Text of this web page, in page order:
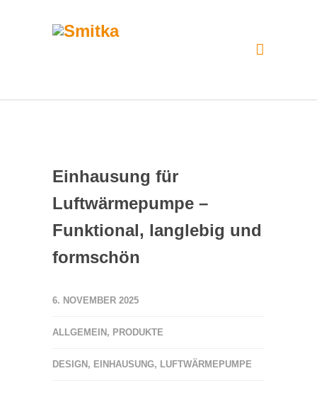
Einhausung für
Luftwärmepumpe –
Funktional, langlebig und
formschön
6. NOVEMBER 2025
ALLGEMEIN , PRODUKTE
DESIGN , EINHAUSUNG, LUFTWÄRMEPUMPE